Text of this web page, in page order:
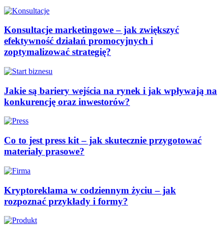
Konsultacje marketingowe – jak zwiększyć
efektywność działań promocyjnych i
zoptymalizować strategię?
Jakie są bariery wejścia na rynek i jak wpływają na
konkurencję oraz inwestorów?
Co to jest press kit – jak skutecznie przygotować
materiały prasowe?
Kryptoreklama w codziennym życiu – jak
rozpoznać przykłady i formy?